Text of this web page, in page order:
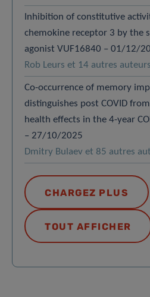
Inhibition of constitutive
chemokine receptor 3 by the
agonist VUF16840 – 01/12/
Rob Leurs et 14 autres auteurs
Co-occurrence of memory
distinguishes post COVID
health effects in the 4-year
– 27/10/2025
Dmitry Bulaev et 85 autres
CHARGEZ PLUS
TOUT AFFICHER